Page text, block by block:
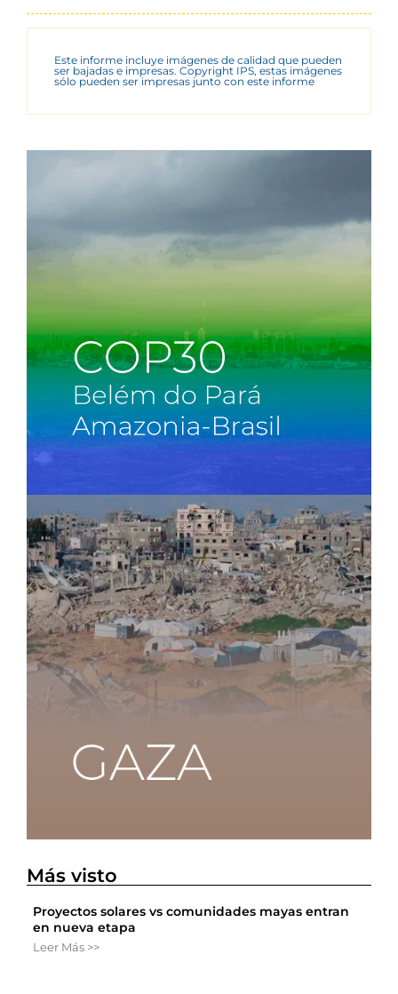
Este informe incluye imágenes de calidad que pueden
ser bajadas e impresas. Copyright IPS, estas imágenes
sólo pueden ser impresas junto con este informe
Más visto
Proyectos solares vs comunidades mayas entran
en nueva etapa
Leer Más >>